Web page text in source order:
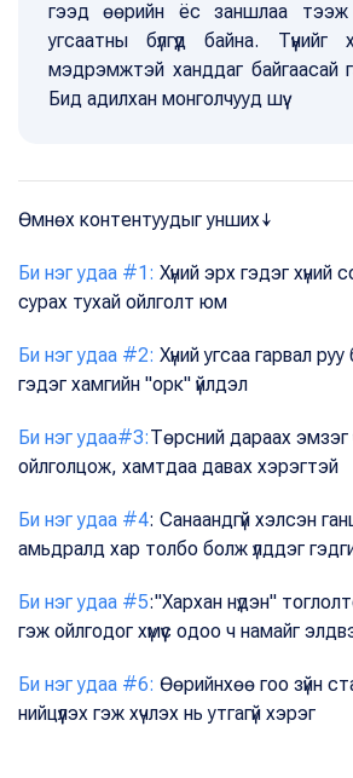
гээд өөрийн ёс заншлаа
угсаатны бүлгүүд байна.
мэдрэмжтэй ханддаг байгаасай
Бид адилхан монголчууд шүү.
Өмнөх контентуудыг унших↓
Би нэг удаа #1: Хүний эрх гэдэг хүний
сурах тухай ойлголт юм
Би нэг удаа #2: Хүний угсаа гарвал руу
гэдэг хамгийн "орк" үйлдэл
Би нэг удаа#3:Төрсний дараах эмзэг
ойлголцож, хамтдаа давах хэрэгтэй
Би нэг удаа #4: Санаандгүй хэлсэн
амьдралд хар толбо болж үлддэг
Би нэг удаа #5:"Хархан нүдэн"
гэж ойлгодог хүмүүс одоо ч намайг
Би нэг удаа #6: Өөрийнхөө гоо зүйн
нийцүүлэх гэж хүчлэх нь утгагүй хэрэг